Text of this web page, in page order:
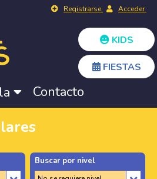
Registrarse Acceder
KIDS
FIESTAS
Contacto
Buscar por nivel